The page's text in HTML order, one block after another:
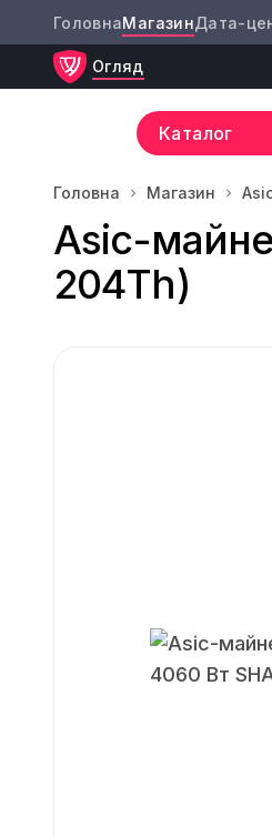
ГоловнаМагазинДата-
Огляд
Каталог
Головна Магазин
Asic-
204Th)